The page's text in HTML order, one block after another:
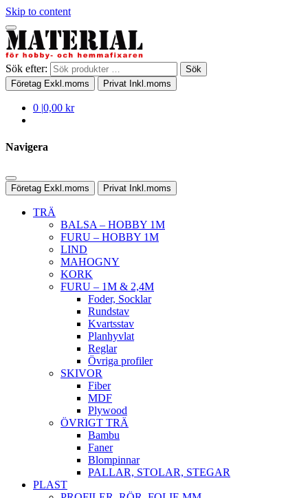
Skip to content
Sök efter:
Sök
Företag Exkl.moms Privat Inkl.moms
0 |0,00 kr
Navigera
Företag Exkl.moms Privat Inkl.moms
TRÄ
BALSA – HOBBY 1M
FURU – HOBBY 1M
LIND
MAHOGNY
KORK
FURU – 1M & 2,4M
Foder, Socklar
Rundstav
Kvartsstav
Planhyvlat
Reglar
Övriga profiler
SKIVOR
Fiber
MDF
Plywood
ÖVRIGT TRÄ
Bambu
Faner
Blompinnar
PALLAR, STOLAR, STEGAR
PLAST